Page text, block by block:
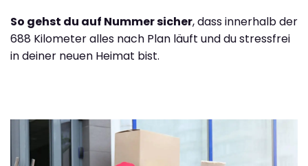
So gehst du auf Nummer sicher, dass innerhalb der
688 Kilometer alles nach Plan läuft und du stressfrei
in deiner neuen Heimat bist.